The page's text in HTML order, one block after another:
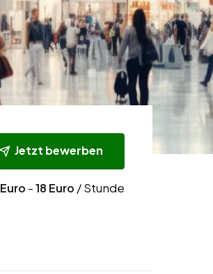
Jetzt bewerben
Euro -18 Euro / Stunde